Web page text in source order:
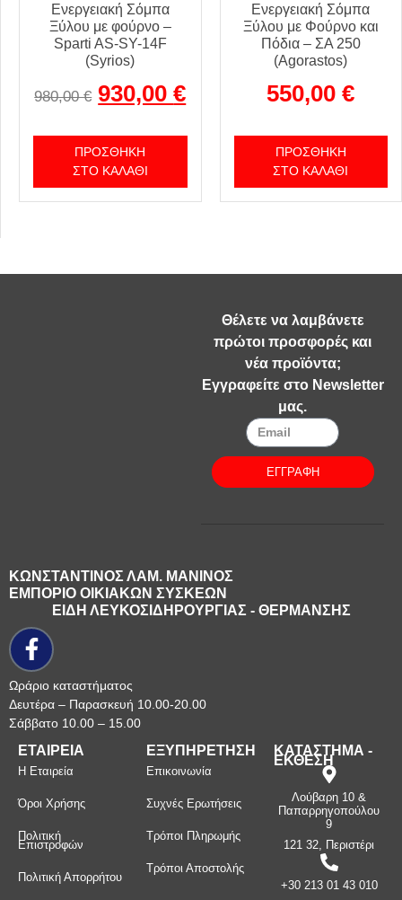
Ενεργειακή Σόμπα
Ξύλου με φούρνο –
Sparti AS-SY-14F
(Syrios)
980,00€ 930,00€
ΠΡΟΣΘΉΚΗ
ΣΤΟ ΚΑΛΆΘΙ
Ενεργειακή Σόμπα
Ξύλου με Φούρνο και
Πόδια – ΣΑ 250
(Agorastos)
550,00€
ΠΡΟΣΘΉΚΗ
ΣΤΟ ΚΑΛΆΘΙ
Θέλετε να λαμβάνετε
πρώτοι προσφορές και
νέα προϊόντα;
Εγγραφείτε στο Newsletter
μας.
ΕΓΓΡΑΦΗ
ΚΩΝΣΤΑΝΤΙΝΟΣ ΛΑΜ. ΜΑΝΙΝΟΣ
ΕΜΠΟΡΙΟ ΟΙΚΙΑΚΩΝ ΣΥΣΚΕΩΝ
ΕΙΔΗ ΛΕΥΚΟΣΙΔΗΡΟΥΡΓΙΑΣ - ΘΕΡΜΑΝΣΗΣ
Ωράριο καταστήματος
Δευτέρα – Παρασκευή 10.00-20.00
Σάββατο 10.00 – 15.00
ΕΤΑΙΡΕΙΑ
Η Εταιρεία
Όροι Χρήσης
Πολιτική
Επιστροφών
Πολιτική Απορρήτου
ΕΞΥΠΗΡΕΤΗΣΗ
Επικοινωνία
Συχνές Ερωτήσεις
Τρόποι Πληρωμής
Τρόποι Αποστολής
ΚΑΤΑΣΤΗΜΑ -
ΕΚΘΕΣΗ
Λούβαρη 10 &
Παπαρρηγοπούλου
9
121 32, Περιστέρι
+30 213 01 43 010